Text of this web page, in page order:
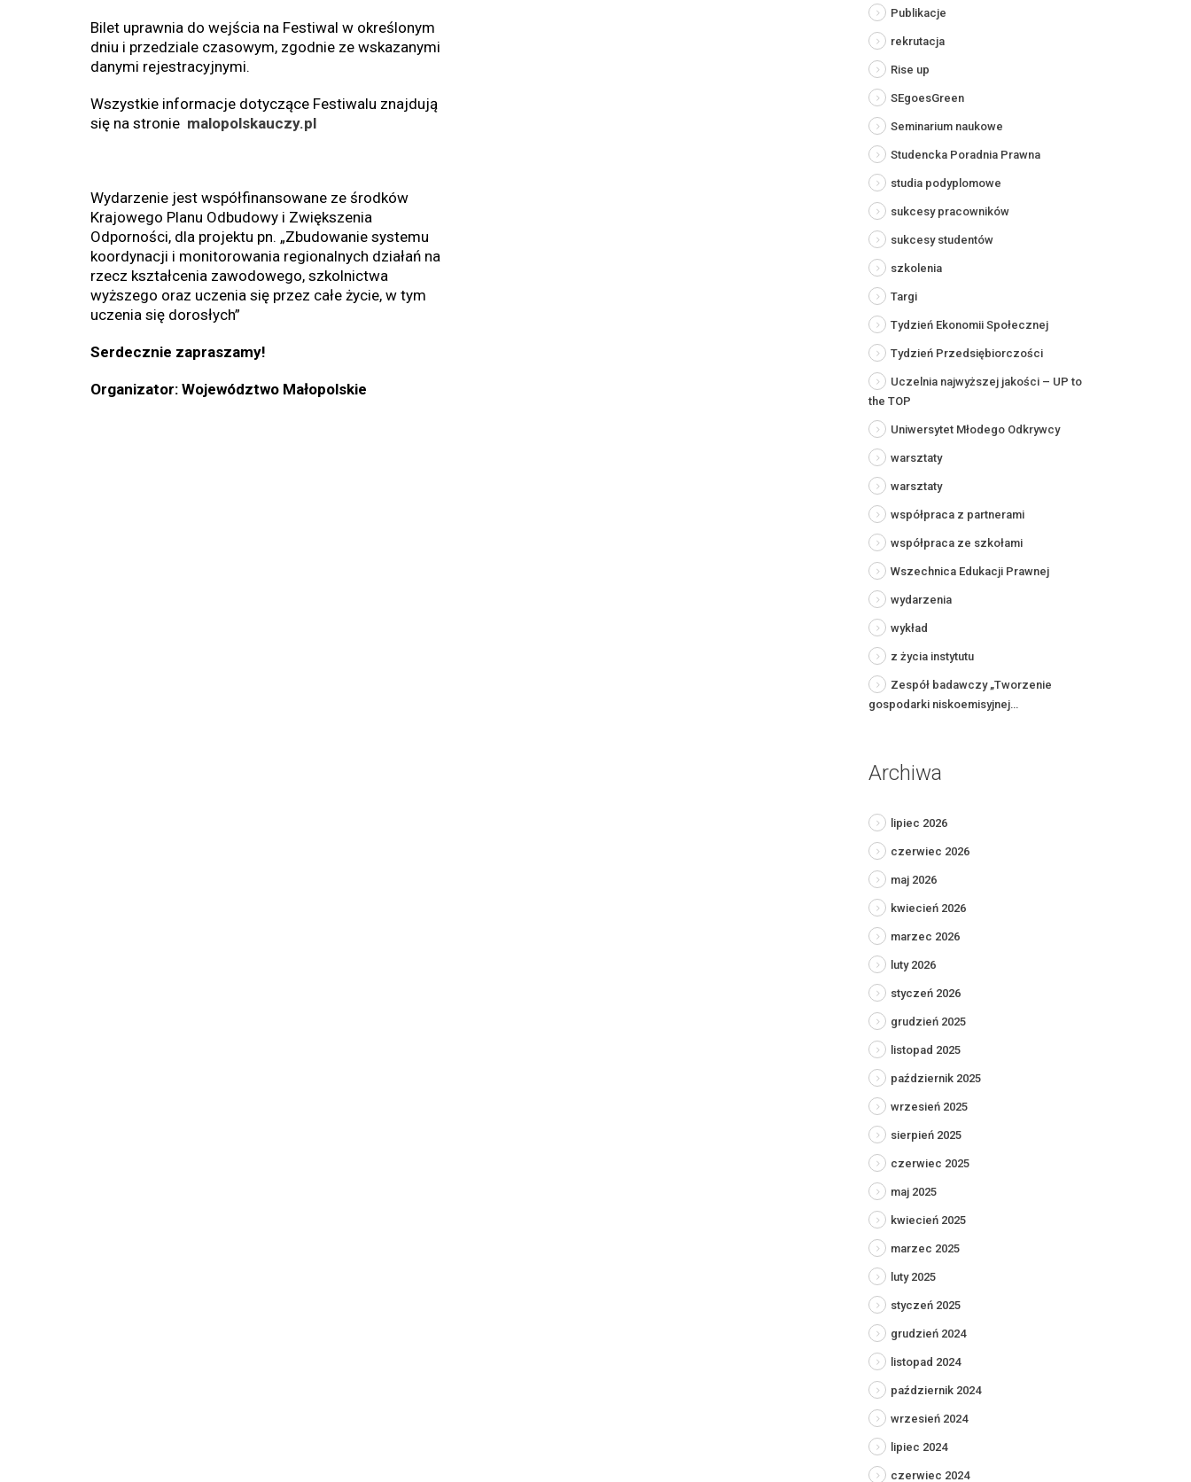
Bilet uprawnia do wejścia na Festiwal w określonym
dniu i przedziale czasowym, zgodnie ze wskazanymi
danymi rejestracyjnymi.
Wszystkie informacje dotyczące Festiwalu znajdują
się na stronie malopolskauczy.pl
Wydarzenie jest współfinansowane ze środków
Krajowego Planu Odbudowy i Zwiększenia
Odporności, dla projektu pn. „Zbudowanie systemu
koordynacji i monitorowania regionalnych działań na
rzecz kształcenia zawodowego, szkolnictwa
wyższego oraz uczenia się przez całe życie, w tym
uczenia się dorosłych”
Serdecznie zapraszamy!
Organizator: Województwo Małopolskie
Publikacje
rekrutacja
Rise up
SEgoesGreen
Seminarium naukowe
Studencka Poradnia Prawna
studia podyplomowe
sukcesy pracowników
sukcesy studentów
szkolenia
Targi
Tydzień Ekonomii Społecznej
Tydzień Przedsiębiorczości
Uczelnia najwyższej jakości – UP to
the TOP
Uniwersytet Młodego Odkrywcy
warsztaty
warsztaty
współpraca z partnerami
współpraca ze szkołami
Wszechnica Edukacji Prawnej
wydarzenia
wykład
z życia instytutu
Zespół badawczy „Tworzenie
gospodarki niskoemisyjnej…
Archiwa
lipiec 2026
czerwiec 2026
maj 2026
kwiecień 2026
marzec 2026
luty 2026
styczeń 2026
grudzień 2025
listopad 2025
październik 2025
wrzesień 2025
sierpień 2025
czerwiec 2025
maj 2025
kwiecień 2025
marzec 2025
luty 2025
styczeń 2025
grudzień 2024
listopad 2024
październik 2024
wrzesień 2024
lipiec 2024
czerwiec 2024